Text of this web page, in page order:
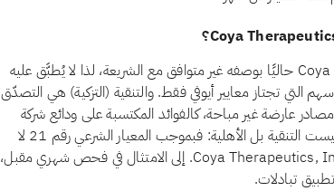
يُصنَّف سهم Coya Therapeutics, Inc. (COYA) حاليًا بوصفه غير متوافق مع الشريعة، لذا لا يُطبَّق عليه
التي تجتاز معايير أيوفي فقط. والتنقية (التزكية) هي التصدّق
عارضة غير مباحة، كالفوائد المكتسبة على ودائع شركة
متوافقة. أما الأسهم غير المتوافقة فمسألتها ليست التنقية بل الأهلية: فبموجب المعيار الشرعي رقم 21 لا
يتأهل السهم حاليًا استثمارًا حلالًا. وإذا عاد Coya Therapeutics, Inc. إلى الامتثال في فحص شهري مقبل،
تبادلات.